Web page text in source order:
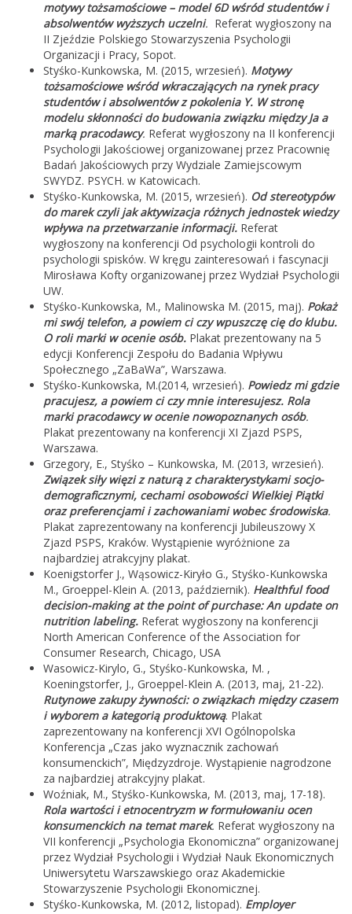
motywy tożsamościowe – model 6D wśród studentów i
absolwentów wyższych uczelni. Referat wygłoszony na
II Zjeździe Polskiego Stowarzyszenia Psychologii
Organizacji i Pracy, Sopot.
Styśko-Kunkowska, M. (2015, wrzesień). Motywy
tożsamościowe wśród wkraczających na rynek pracy
studentów i absolwentów z pokolenia Y. W stronę
modelu skłonności do budowania związku między Ja a
marką pracodawcy. Referat wygłoszony na II konferencji
Psychologii Jakościowej organizowanej przez Pracownię
Badań Jakościowych przy Wydziale Zamiejscowym
SWYDZ. PSYCH. w Katowicach.
Styśko-Kunkowska, M. (2015, wrzesień). Od stereotypów
do marek czyli jak aktywizacja różnych jednostek wiedzy
wpływa na przetwarzanie informacji. Referat
wygłoszony na konferencji Od psychologii kontroli do
psychologii spisków. W kręgu zainteresowań i fascynacji
Mirosława Kofty organizowanej przez Wydział Psychologii
UW.
Styśko-Kunkowska, M., Malinowska M. (2015, maj). Pokaż
mi swój telefon, a powiem ci czy wpuszczę cię do klubu.
O roli marki w ocenie osób. Plakat prezentowany na 5
edycji Konferencji Zespołu do Badania Wpływu
Społecznego „ZaBaWa”, Warszawa.
Styśko-Kunkowska, M.(2014, wrzesień). Powiedz mi gdzie
pracujesz, a powiem ci czy mnie interesujesz. Rola
marki pracodawcy w ocenie nowopoznanych osób.
Plakat prezentowany na konferencji XI Zjazd PSPS,
Warszawa.
Grzegory, E., Styśko – Kunkowska, M. (2013, wrzesień).
Związek siły więzi z naturą z charakterystykami socjo-
demograficznymi, cechami osobowości Wielkiej Piątki
oraz preferencjami i zachowaniami wobec środowiska.
Plakat zaprezentowany na konferencji Jubileuszowy X
Zjazd PSPS, Kraków. Wystąpienie wyróżnione za
najbardziej atrakcyjny plakat.
Koenigstorfer J., Wąsowicz-Kiryło G., Styśko-Kunkowska
M., Groeppel-Klein A. (2013, październik). Healthful food
decision-making at the point of purchase: An update on
nutrition labeling. Referat wygłoszony na konferencji
North American Conference of the Association for
Consumer Research, Chicago, USA
Wasowicz-Kirylo, G., Styśko-Kunkowska, M. ,
Koeningstorfer, J., Groeppel-Klein A. (2013, maj, 21-22).
Rutynowe zakupy żywności: o związkach między czasem
i wyborem a kategorią produktową. Plakat
zaprezentowany na konferencji XVI Ogólnopolska
Konferencja „Czas jako wyznacznik zachowań
konsumenckich”, Międzyzdroje. Wystąpienie nagrodzone
za najbardziej atrakcyjny plakat.
Woźniak, M., Styśko-Kunkowska, M. (2013, maj, 17-18).
Rola wartości i etnocentryzm w formułowaniu ocen
konsumenckich na temat marek. Referat wygłoszony na
VII konferencji „Psychologia Ekonomiczna” organizowanej
przez Wydział Psychologii i Wydział Nauk Ekonomicznych
Uniwersytetu Warszawskiego oraz Akademickie
Stowarzyszenie Psychologii Ekonomicznej.
Styśko-Kunkowska, M. (2012, listopad). Employer